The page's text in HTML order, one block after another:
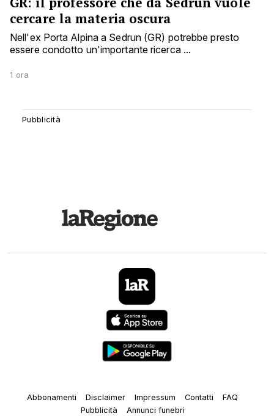
cercare la materia oscura
Nell'ex Porta Alpina a Sedrun (GR) potrebbe presto
essere condotto un'importante ricerca ...
1 ora
Abbonamenti Disclaimer Impressum Contatti
FAQ
Pubblicità
Annunci funebri